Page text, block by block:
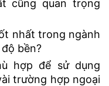
cũng quan trọng
nhất trong ngành
bền?
hợp để sử dụng
trường hợp ngoại